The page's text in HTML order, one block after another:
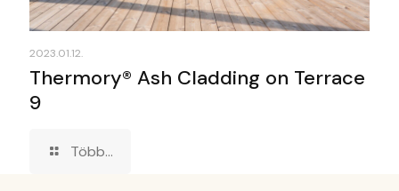
2023.01.12.
Thermory® Ash Cladding on Terrace
9
Több...